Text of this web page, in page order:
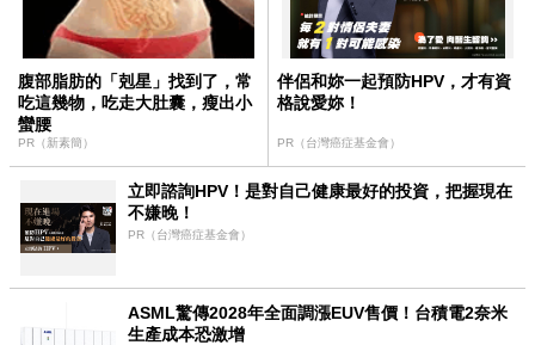
腹部脂肪的「剋星」找到了，常
吃這幾物，吃走大肚囊，瘦出小
蠻腰
PR（新素簡）
伴侶和妳一起預防HPV，才有資
格說愛妳！
PR（台灣癌症基金會）
立即諮詢HPV！是對自己健康最好的投資，把握現在
不嫌晚！
PR（台灣癌症基金會）
ASML驚傳2028年全面調漲EUV售價！台積電2奈米
生產成本恐激增